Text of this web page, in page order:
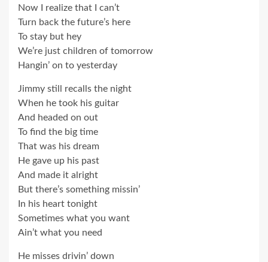
Now I realize that I can’t
Turn back the future’s here
To stay but hey
We’re just children of tomorrow
Hangin’ on to yesterday
Jimmy still recalls the night
When he took his guitar
And headed on out
To find the big time
That was his dream
He gave up his past
And made it alright
But there’s something missin’
In his heart tonight
Sometimes what you want
Ain’t what you need
He misses drivin’ down